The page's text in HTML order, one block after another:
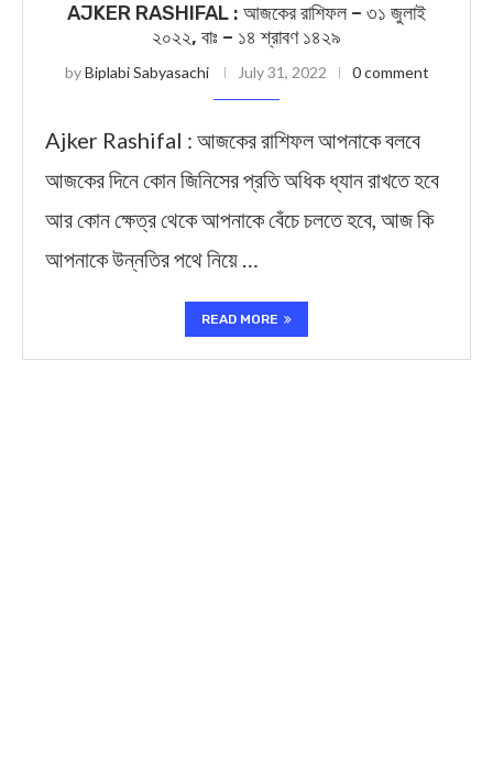
AJKER RASHIFAL : আজকের রাশিফল – ৩১ জুলাই
২০২২, বাঃ – ১৪ শ্রাবণ ১৪২৯
byBiplabi Sabyasachi July 31, 2022 0 comment
Ajker Rashifal : আজকের রাশিফল আপনাকে বলবে
আজকের দিনে কোন জিনিসের প্রতি অধিক ধ্যান রাখতে হবে
আর কোন ক্ষেত্র থেকে আপনাকে বেঁচে চলতে হবে, আজ কি
আপনাকে উন্নতির পথে নিয়ে …
READ MORE